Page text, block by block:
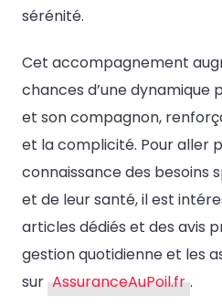
sérénité.
Cet accompagnement
chances d’une
et son compagnon,
et la complicité. Pour aller
connaissance des besoins
et de leur santé, il est
articles dédiés et des avis
gestion quotidienne et les
sur AssuranceAuPoil.fr .